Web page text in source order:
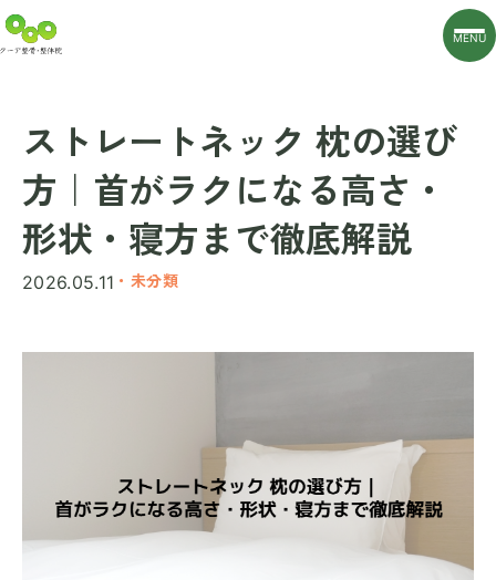
MENU
ストレートネック 枕の選び
方｜首がラクになる高さ・
形状・寝方まで徹底解説
2026.05.11 ・未分類